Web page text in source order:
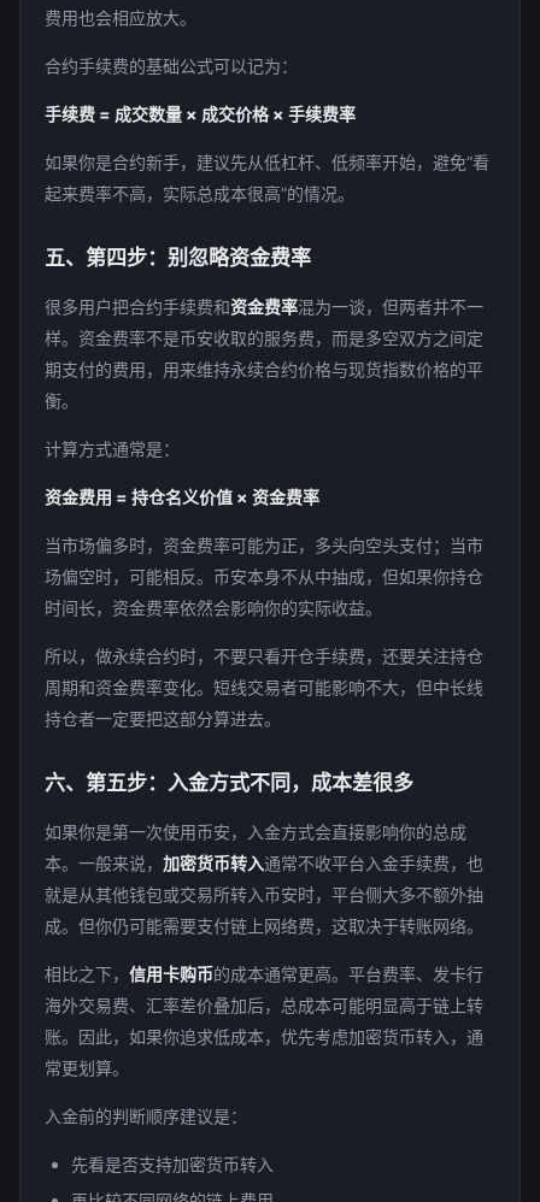
费用也会相应放大。
合约手续费的基础公式可以记为：
手续费 = 成交数量 × 成交价格 × 手续费率
如果你是合约新手，建议先从低杠杆、低频率开始，避免“看
起来费率不高，实际总成本很高”的情况。
五、第四步：别忽略资金费率
很多用户把合约手续费和资金费率混为一谈，但两者并不一
样。资金费率不是币安收取的服务费，而是多空双方之间定
期支付的费用，用来维持永续合约价格与现货指数价格的平
衡。
计算方式通常是：
资金费用 = 持仓名义价值 × 资金费率
当市场偏多时，资金费率可能为正，多头向空头支付；当市
场偏空时，可能相反。币安本身不从中抽成，但如果你持仓
时间长，资金费率依然会影响你的实际收益。
所以，做永续合约时，不要只看开仓手续费，还要关注持仓
周期和资金费率变化。短线交易者可能影响不大，但中长线
持仓者一定要把这部分算进去。
六、第五步：入金方式不同，成本差很多
如果你是第一次使用币安，入金方式会直接影响你的总成
本。一般来说， 加密货币转入通常不收平台入金手续费，也
就是从其他钱包或交易所转入币安时，平台侧大多不额外抽
成。但你仍可能需要支付链上网络费，这取决于转账网络。
相比之下， 信用卡购币的成本通常更高。平台费率、发卡行
海外交易费、汇率差价叠加后，总成本可能明显高于链上转
账。因此，如果你追求低成本，优先考虑加密货币转入，通
常更划算。
入金前的判断顺序建议是：
先看是否支持加密货币转入